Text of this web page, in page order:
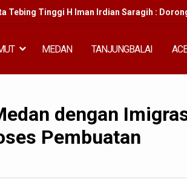
Tebing Tinggi H Iman Irdian Saragih :
MEDAN TANJUNGBALAI
dengan
Pembuatan